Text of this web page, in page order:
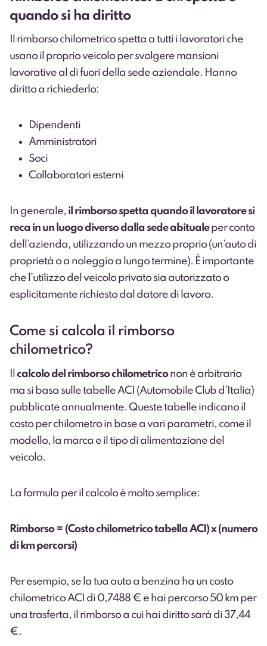
quando si ha diritto
Il rimborso chilometrico spetta a tutti i lavoratori che
usano il proprio veicolo per svolgere mansioni
lavorative al di fuori della sede aziendale. Hanno
diritto a richiederlo:
Dipendenti
Amministratori
Soci
Collaboratori esterni
In generale, il rimborso spetta quando il lavoratore si
reca in un luogo diverso dalla sede abitualeper conto
dell’azienda, utilizzando un mezzo proprio (un’auto di
proprietà o a noleggio a lungo termine). È importante
che l’utilizzo del veicolo privato sia autorizzato o
esplicitamente richiesto dal datore di lavoro.
Come si calcola il rimborso
chilometrico?
calcolo del rimborso chilometriconon è arbitrario
ma si basa sulle tabelle ACI (Automobile Club d’Italia)
pubblicate annualmente. Queste tabelle indicano il
costo per chilometro in base a vari parametri, come il
modello, la marca e il tipo di alimentazione del
veicolo.
La formula per il calcolo è molto semplice:
Rimborso = (Costo chilometrico tabella ACI) x (numero
di km percorsi)
Per esempio, se la tua auto a benzina ha un costo
chilometrico ACI di 0,7488 € e hai percorso 50 km per
una trasferta, il rimborso a cui hai diritto sarà di 37,44
€.